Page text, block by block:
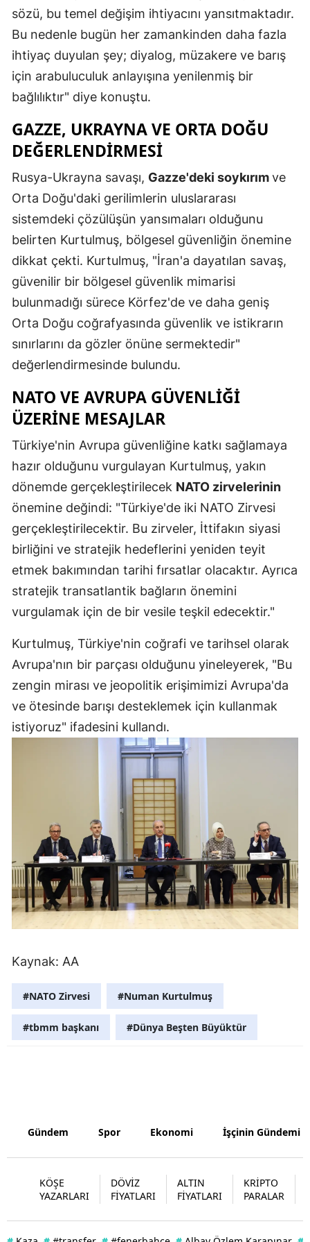
Mersin
Kastamonu
Kırşehir
Kocaeli
Kütahya
Malatya
Muğla
Muş
Nevşehir
Niğde
Ordu
Sakarya
Samsun
Siirt
Sinop
Tunceli
Şanlıurfa
Uşak
Van
Aksaray
Bayburt
Batman
Şırnak
Bartın
sözü, bu temel değişim ihtiyacını yansıtmaktadır.
Bu nedenle bugün her zamankinden daha fazla
ihtiyaç duyulan şey; diyalog, müzakere ve barış
için arabuluculuk anlayışına yenilenmiş bir
bağlılıktır" diye konuştu.
GAZZE, UKRAYNA VE ORTA DOĞU
DEĞERLENDIRMESI
Rusya-Ukrayna savaşı, Gazze'deki soykırımve
Orta Doğu'daki gerilimlerin uluslararası
sistemdeki çözülüşün yansımaları olduğunu
belirten Kurtulmuş, bölgesel güvenliğin önemine
dikkat çekti. Kurtulmuş, "İran'a dayatılan savaş,
güvenilir bir bölgesel güvenlik mimarisi
bulunmadığı sürece Körfez'de ve daha geniş
Orta Doğu coğrafyasında güvenlik ve istikrarın
sınırlarını da gözler önüne sermektedir"
değerlendirmesinde bulundu.
NATO VE AVRUPA GÜVENLIĞI
ÜZERINE MESAJLAR
Türkiye'nin Avrupa güvenliğine katkı sağlamaya
hazır olduğunu vurgulayan Kurtulmuş, yakın
dönemde gerçekleştirilecek NATO zirvelerinin
önemine değindi: "Türkiye'de iki NATO Zirvesi
gerçekleştirilecektir. Bu zirveler, İttifakın siyasi
birliğini ve stratejik hedeflerini yeniden teyit
etmek bakımından tarihi fırsatlar olacaktır. Ayrıca
stratejik transatlantik bağların önemini
vurgulamak için de bir vesile teşkil edecektir."
Kurtulmuş, Türkiye'nin coğrafi ve tarihsel olarak
Avrupa'nın bir parçası olduğunu yineleyerek, "Bu
zengin mirası ve jeopolitik erişimimizi Avrupa'da
ve ötesinde barışı desteklemek için kullanmak
istiyoruz" ifadesini kullandı.
Kaynak: AA
#NATO Zirvesi #Numan Kurtulmuş
#tbmm başkanı #Dünya Beşten Büyüktür
Gündem Spor Ekonomi İşçinin Gündemi
KÖŞE
YAZARLARI
DÖVİZ
FİYATLARI
ALTIN
FİYATLARI
KRİPTO
PARALAR